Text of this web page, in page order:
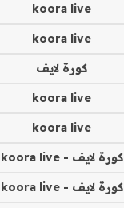
koora live
koora live
كورة لايف
koora live
koora live
كورة لايف - koora live
كورة لايف - koora live